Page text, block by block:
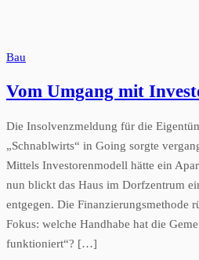
Bau
Vom Umgang mit
Die Insolvenzmeldung für die
„Schnablwirts“ in Going sorgte
Mittels Investorenmodell hätte ein
nun blickt das Haus im Dorfzentrum
entgegen. Die Finanzierungsmethode
Fokus: welche Handhabe hat die
funktioniert“? […]